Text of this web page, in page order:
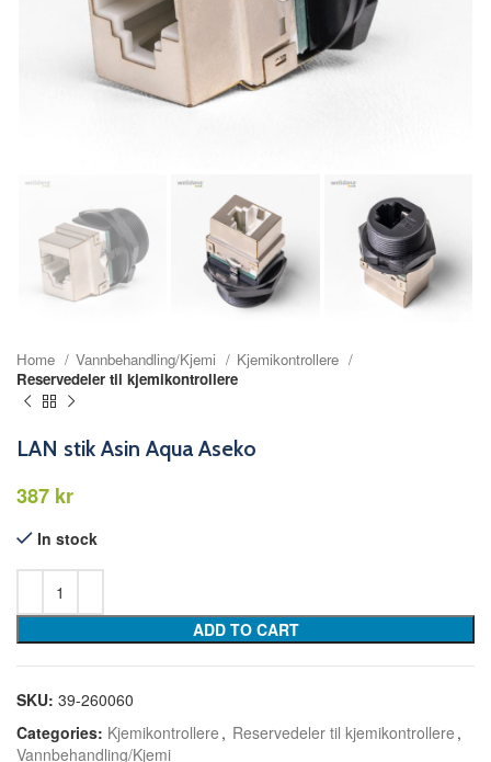
Home Vannbehandling/Kjemi
Kjemikontrollere
Reservedeler til kjemikontrollere
LAN stik Asin Aqua Aseko
kr
In stock
ADD TO CART
SKU: 39-260060
Categories: Kjemikontrollere , Reservedeler til kjemikontrollere ,
Vannbehandling/Kjemi